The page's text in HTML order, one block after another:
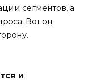
сегментов, а
Вот он
и